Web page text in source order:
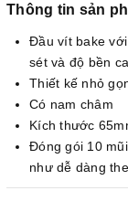
Thông tin sản
Đầu vít bake
sét và độ bền
Thiết kế nhỏ
Có nam châm
Kích thước
Đóng gói 10
như dễ dàng